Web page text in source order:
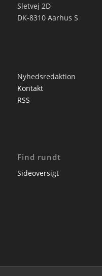
Sletvej 2D
DK-8310 Aarhus S
Nyhedsredaktion
Kontakt
RSS
Find rundt
Sideoversigt